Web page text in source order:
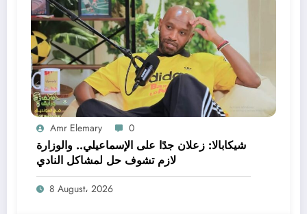
Amr Elemary 0
شيكابالا: زعلان جدًا على الإسماعيلي.. والوزارة
لازم تشوف حل لمشاكل النادي
8 August، 2026